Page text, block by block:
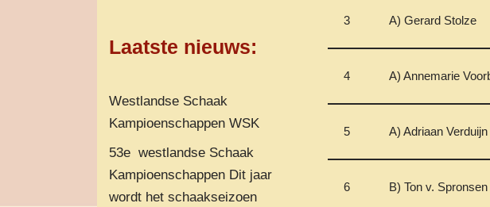
Laatste nieuws:
Westlandse Schaak
Kampioenschappen WSK
53e westlandse Schaak
Kampioenschappen Dit jaar
wordt het schaakseizoen
3 A) Gerard Stolze
4 A) Annemarie
5 A) Adriaan Verduijn
6 B) Ton v. Spronsen